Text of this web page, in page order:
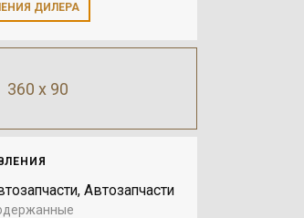
ДИЛЕРА
360 x 90
Автозапчасти